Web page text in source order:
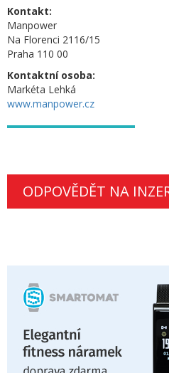
Kontakt:
Manpower
Na Florenci 2116/15
Praha 110 00
Kontaktní osoba:
Markéta Lehká
www.manpower.cz
ODPOVĚDĚT NA